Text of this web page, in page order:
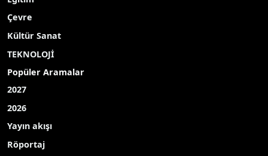
Dışişleri Bakanı Hakan Fidan, Gürcistan Başbakan